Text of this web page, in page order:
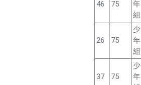
46 75
年
組
26 75
少
年
組
37 75
少
年